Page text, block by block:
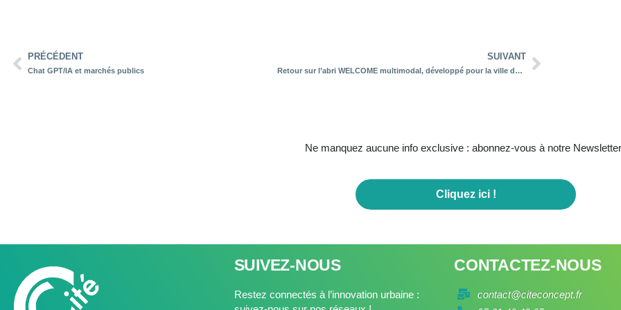
PRÉCÉDENT
Chat GPT/IA et marchés publics
SUIVANT
Retour sur l’abri WELCOME multimodal, développé pour la ville de REVEL
Ne manquez aucune info exclusive : abonnez-vous à notre
Cliquez ici !
SUIVEZ-NOUS
Restez connectés à l’innovation urbaine :
CONTACTEZ-NOUS
contact@citeconcept.fr